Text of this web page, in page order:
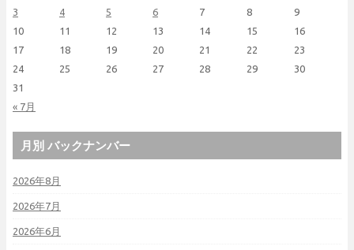
« 7月
3
4 5 6 7 8
9
10
11 12 13 14 15
16
17
18 19 20 21 22
23
24
25 26 27 28 29
30
31
月別 バックナンバー
2026年8月
2026年7月
2026年6月